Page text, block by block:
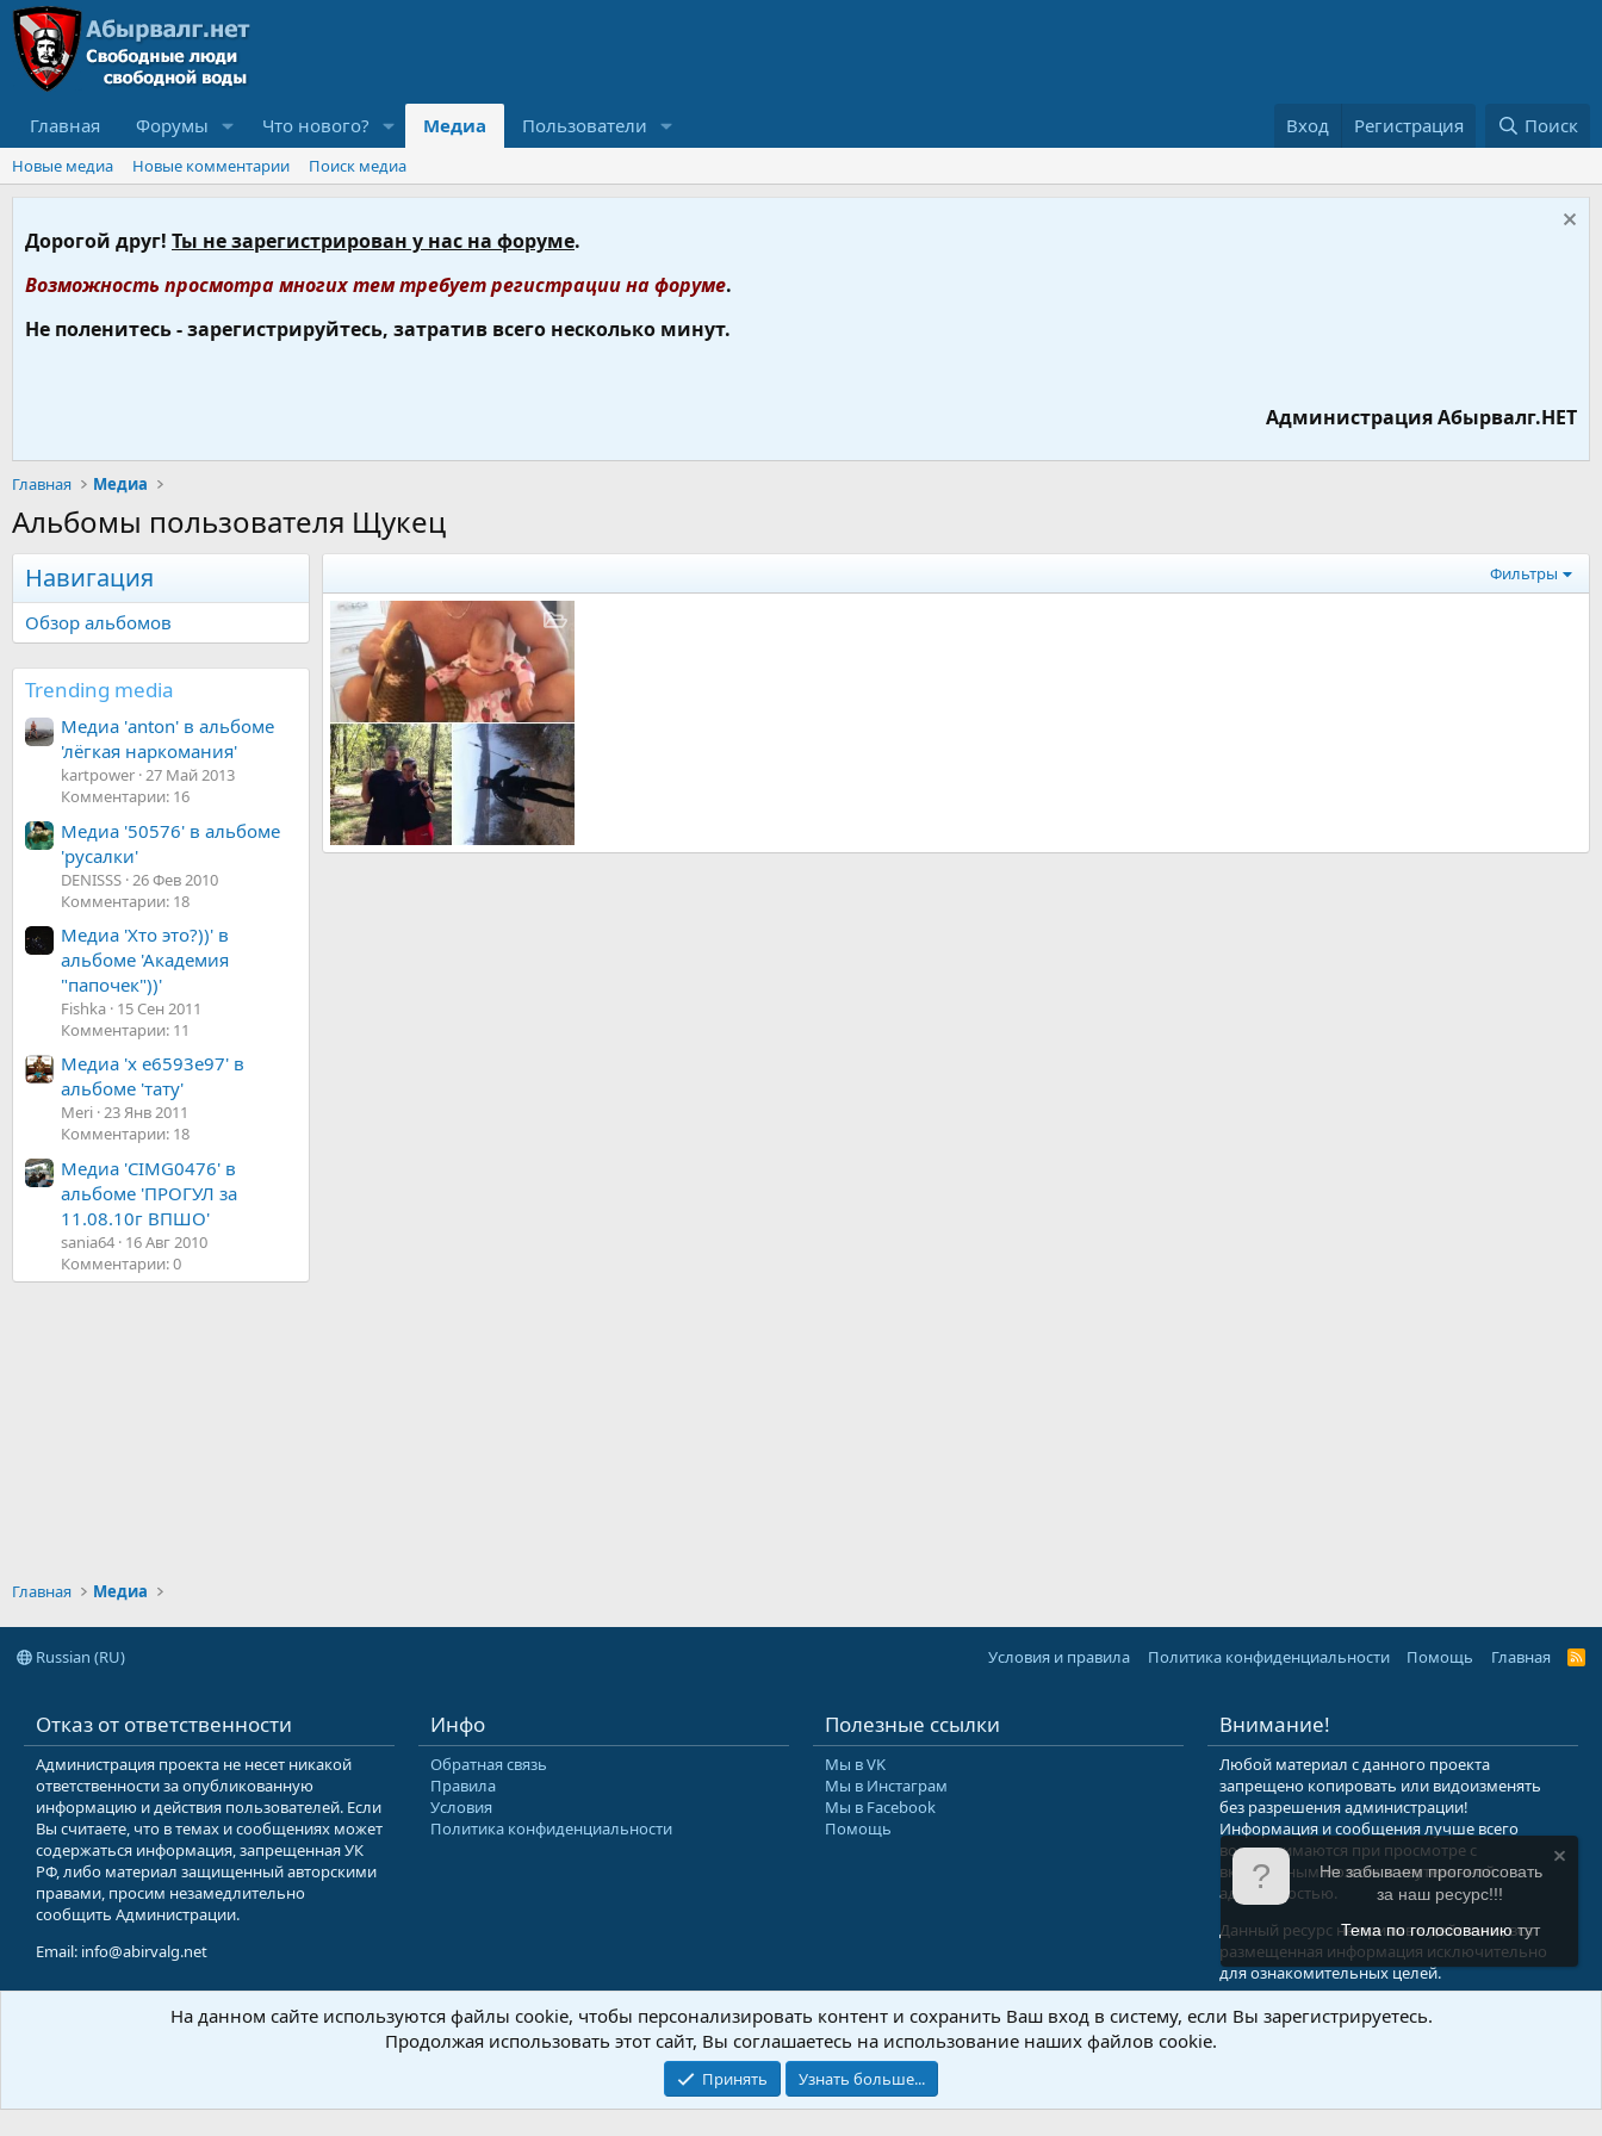
Главная Форумы Что нового? Медиа Пользователи Вход Регистрация Поиск
Новые медиа Новые комментарии Поиск медиа
Дорогой друг! Ты не зарегистрирован у нас на форуме.
Возможность просмотра многих тем требует регистрации на форуме.
Не поленитесь - зарегистрируйтесь, затратив всего несколько минут.
Администрация Абырвалг.НЕТ
Главная Медиа
Альбомы пользователя Щукец
Навигация
Обзор альбомов
Trending media
Медиа 'anton' в альбоме
'лёгкая наркомания'
kartpower 27 Май 2013
Комментарии: 16
Медиа '50576' в альбоме
'русалки'
DENISSS 26 Фев 2010
Комментарии: 18
Медиа 'Хто это?))' в
альбоме 'Академия
"папочек"))'
Fishka 15 Сен 2011
Комментарии: 11
Медиа 'x e6593e97' в
альбоме 'тату'
Meri 23 Янв 2011
Комментарии: 18
Медиа 'CIMG0476' в
альбоме 'ПРОГУЛ за
11.08.10г ВПШО'
sania64 16 Авг 2010
Комментарии: 0
Фильтры
ПО
Главная Медиа
Russian (RU) Условия и правила Политика конфиденциальности Помощь Главная
R
Отказ от ответственности
Администрация проекта не несет никакой
ответственности за опубликованную
информацию и действия пользователей. Если
Вы считаете, что в темах и сообщениях может
содержаться информация, запрещенная УК
РФ, либо материал защищенный авторскими
правами, просим незамедлительно
сообщить Администрации.
Email: info@abirvalg.net
Инфо
Обратная связь
Правила
Условия
Политика конфиденциальности
Полезные ссылки
Мы в VK
Мы в Инстаграм
Мы в Facebook
Помощь
Внимание!
Любой материал с данного проекта
запрещено копировать или видоизменять
без разрешения администрации!
Информация и сообщения лучше всего
воспринимаются при просмотре с
включенным мозгом и неутерянной
адекватностью.
Данный ресурс не призыв к действию, вся
размещенная информация исключительно
для ознакомительных целей.
© 2008-2026 Форум Абырвалг.нет - подводная охота, дайвинг, туризм Перевод:XenForo.Info
Не забываем проголосовать
за наш ресурс!!!
Тема по голосованиютут
На данном сайте используются файлы cookie, чтобы персонализировать контент и сохранить Ваш вход в систему, если Вы зарегистрируетесь.
Продолжая использовать этот сайт, Вы соглашаетесь на использование наших файлов cookie.
Принять Узнать больше...